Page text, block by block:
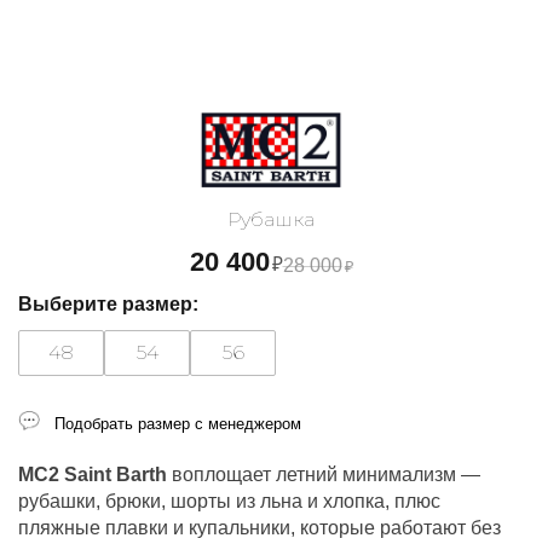
Рубашка
20 400₽28 000₽
MC2 Saint Barth воплощает летний минимализм —
рубашки, брюки, шорты из льна и хлопка, плюс
пляжные плавки и купальники, которые работают без
Выберите размер:
48 54 56
Подобрать размер с менеджером